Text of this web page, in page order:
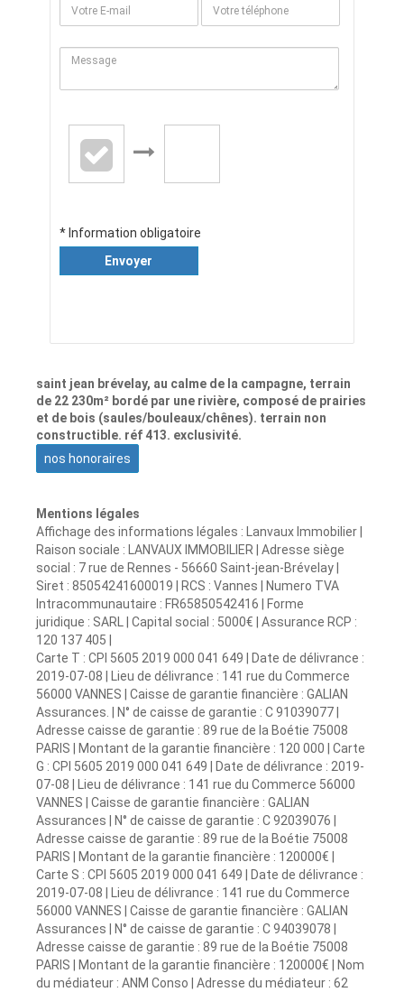
* Information obligatoire
Envoyer
saint jean brévelay, au calme de la campagne, terrain
de 22 230m² bordé par une rivière, composé de prairies
et de bois (saules/bouleaux/chênes). terrain non
constructible. réf 413. exclusivité.
nos honoraires
Mentions légales
Affichage des informations légales : Lanvaux Immobilier |
Raison sociale : LANVAUX IMMOBILIER | Adresse siège
social : 7 rue de Rennes - 56660 Saint-jean-Brévelay |
Siret : 85054241600019 | RCS : Vannes | Numero TVA
Intracommunautaire : FR65850542416 | Forme
juridique : SARL | Capital social : 5000€ | Assurance RCP :
120 137 405 |
Carte T : CPI 5605 2019 000 041 649 | Date de délivrance :
2019-07-08 | Lieu de délivrance : 141 rue du Commerce
56000 VANNES | Caisse de garantie financière : GALIAN
Assurances. | N° de caisse de garantie : C 91039077 |
Adresse caisse de garantie : 89 rue de la Boétie 75008
PARIS | Montant de la garantie financière : 120 000 | Carte
G : CPI 5605 2019 000 041 649 | Date de délivrance : 2019-
07-08 | Lieu de délivrance : 141 rue du Commerce 56000
VANNES | Caisse de garantie financière : GALIAN
Assurances | N° de caisse de garantie : C 92039076 |
Adresse caisse de garantie : 89 rue de la Boétie 75008
PARIS | Montant de la garantie financière : 120000€ |
Carte S : CPI 5605 2019 000 041 649 | Date de délivrance :
2019-07-08 | Lieu de délivrance : 141 rue du Commerce
56000 VANNES | Caisse de garantie financière : GALIAN
Assurances | N° de caisse de garantie : C 94039078 |
Adresse caisse de garantie : 89 rue de la Boétie 75008
PARIS | Montant de la garantie financière : 120000€ | Nom
du médiateur : ANM Conso | Adresse du médiateur : 62